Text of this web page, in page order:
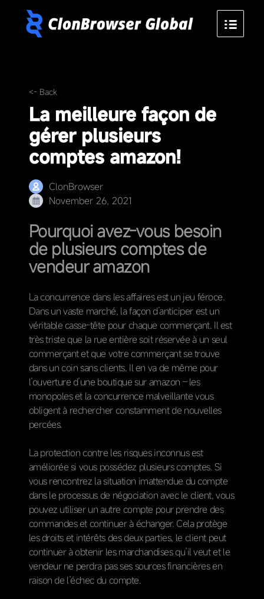
<- Back
La meilleure façon de
gérer plusieurs
comptes amazon!
ClonBrowser
November 26, 2021
Pourquoi avez-vous besoin
de plusieurs comptes de
vendeur amazon
La concurrence dans les affaires est un jeu féroce.
Dans un vaste marché, la façon d’anticiper est un
véritable casse-tête pour chaque commerçant. Il est
très triste que la rue entière soit réservée à un seul
commerçant et que votre commerçant se trouve
dans un coin sans clients. Il en va de même pour
l’ouverture d’une boutique sur amazon – les
monopoles et la concurrence malveillante vous
obligent à rechercher constamment de nouvelles
percées.
La protection contre les risques inconnus est
améliorée si vous possédez plusieurs comptes. Si
vous rencontrez la situation imattendue du compte
dans le processus de négociation avec le client, vous
pouvez utiliser un autre compte pour prendre des
commandes et continuer à échanger. Cela protège
les droits et intérêts des deux parties, le client peut
continuer à obtenir les marchandises qu’il veut et le
vendeur ne perdra pas ses sources financières en
raison de l’échec du compte.